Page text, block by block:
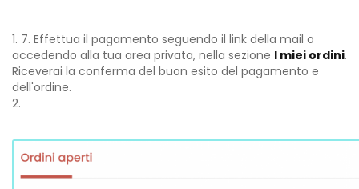
7. Effettua il pagamento seguendo il link della mail o
accedendo alla tua area privata, nella sezione I miei ordini.
Riceverai la conferma del buon esito del pagamento e
dell'ordine.